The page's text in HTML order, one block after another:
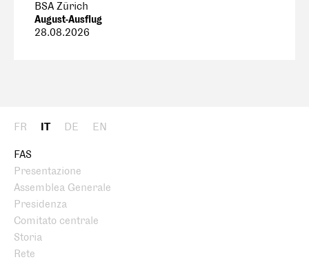
BSA Zürich
August-Ausflug
28.08.2026
FR IT DE EN
FAS
Presentazione
Assemblea Generale
Presidenza
Comitato centrale
Storia
Rete